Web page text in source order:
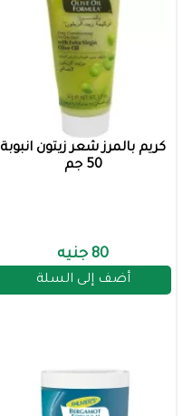
كريم بالمرز شعر زيتون انبوبة
50 جم
80 جنيه
أضف إلى السلة